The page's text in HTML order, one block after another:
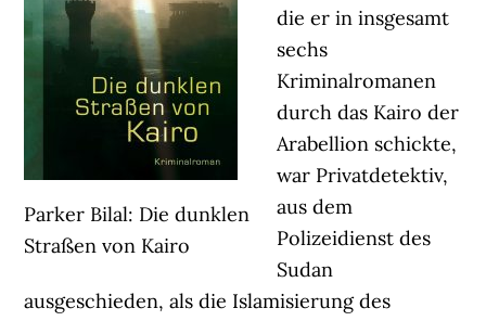
Parker Bilal: Die dunklen
Straßen von Kairo
die er in insgesamt
sechs
Kriminalromanen
durch das Kairo der
Arabellion schickte,
war Privatdetektiv,
aus dem
Polizeidienst des
Sudan
ausgeschieden, als die Islamisierung des